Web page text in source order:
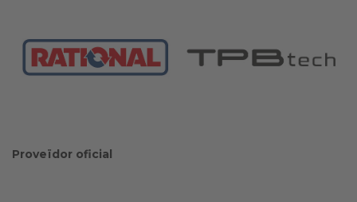
Proveïdor oficial